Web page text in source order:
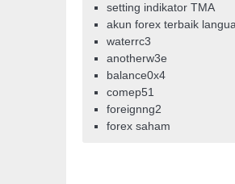
setting indikator TMA
akun forex terbaik
waterrc3
anotherw3e
balance0x4
comep51
foreignng2
forex saham